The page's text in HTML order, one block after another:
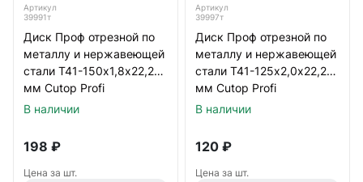
Артикул
39991т
Диск Проф отрезной по
металлу и нержавеющей
стали Т41-150х1,8х22,2
мм Cutop Profi
В наличии
198 ₽
Цена за шт.
Артикул
39997т
Диск Проф отрезной по
металлу и нержавеющей
стали Т41-125х2,0х22,2
мм Cutop Profi
В наличии
120 ₽
Цена за шт.